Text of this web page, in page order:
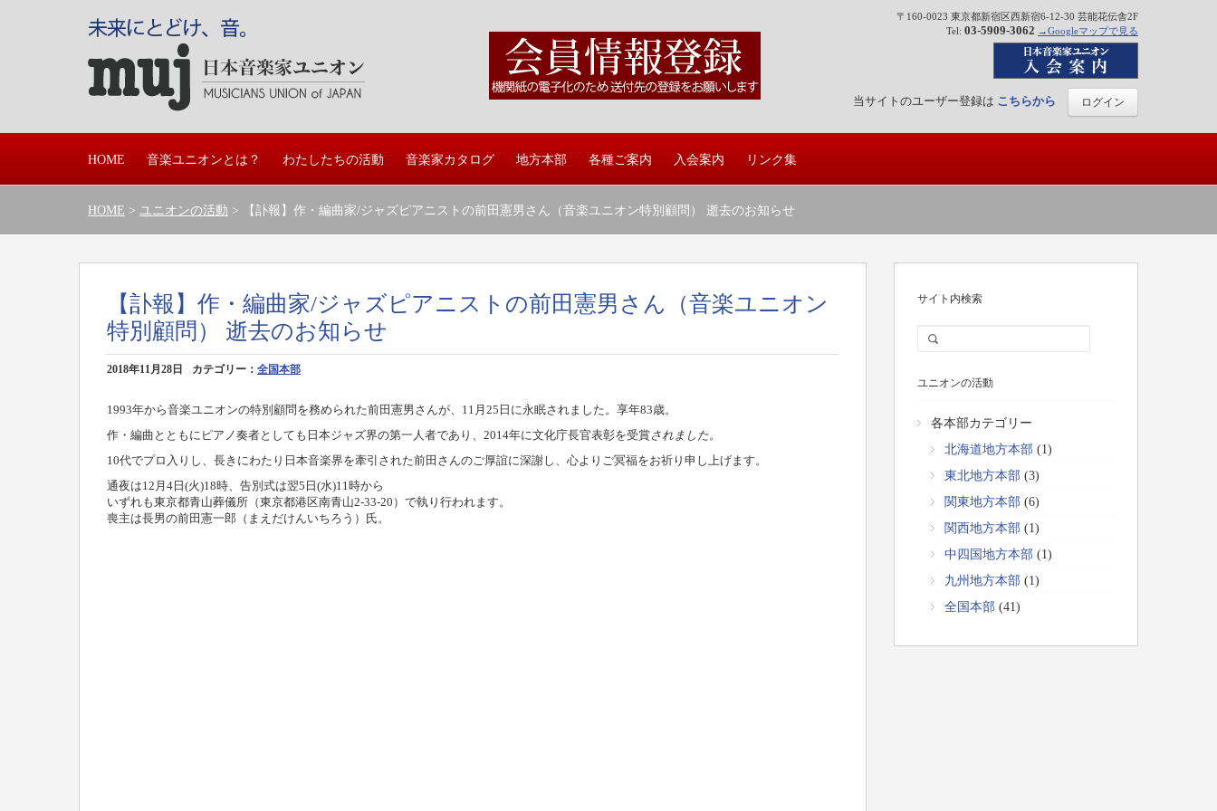
〒160-0023 東京都新宿区西新宿6-12-30 芸能花伝舎2F
Tel: 03-5909-3062 →Googleマップで見る
当サイトのユーザー登録は こちらから ログイン
HOME 音楽ユニオンとは？ わたしたちの活動 音楽家カタログ 地方本部 各種ご案内 入会案内 リンク集
HOME > ユニオンの活動 > 【訃報】作・編曲家/ジャズピアニストの前田憲男さん（音楽ユニオン特別顧問） 逝去のお知らせ
【訃報】作・編曲家/ジャズピアニストの前田憲男さん（音楽ユニオン
特別顧問） 逝去のお知らせ
2018年11月28日 カテゴリー： 全国本部
1993年から音楽ユニオンの特別顧問を務められた前田憲男さんが、11月25日に永眠されました。享年83歳。
作・編曲とともにピアノ奏者としても日本ジャズ界の第一人者であり、2014年に文化庁長官表彰を受賞されました。
10代でプロ入りし、長きにわたり日本音楽界を牽引された前田さんのご厚誼に深謝し、心よりご冥福をお祈り申し上げます。
通夜は12月4日(火)18時、告別式は翌5日(水)11時から
いずれも東京都青山葬儀所（東京都港区南青山2-33-20）で執り行われます。
喪主は長男の前田憲一郎（まえだけんいちろう）氏。
サイト内検索
ユニオンの活動
各本部カテゴリー
北海道地方本部 (1)
東北地方本部 (3)
関東地方本部 (6)
関西地方本部 (1)
中四国地方本部 (1)
九州地方本部 (1)
全国本部 (41)